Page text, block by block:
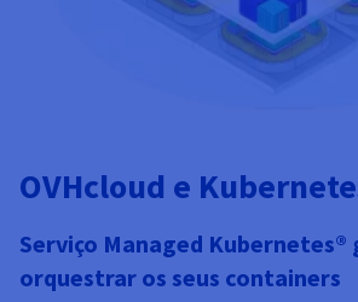
OVHcloud e
Serviço Managed
orquestrar os seus containers